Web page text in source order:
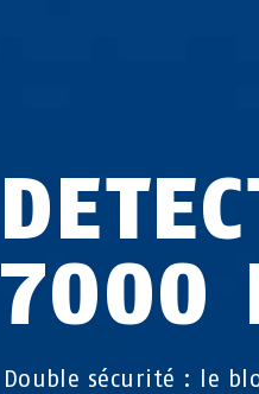
7000
Double sécurité : le